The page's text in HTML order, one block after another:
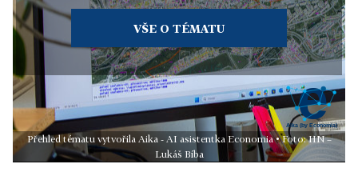
VŠE O TÉMATU
Přehled tématu vytvořila Aika - AI asistentka Economia • Foto: HN –
Lukáš Bíba